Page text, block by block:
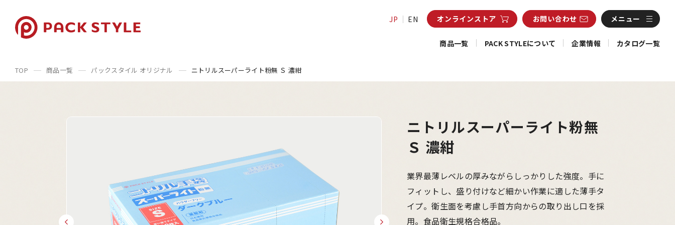
JP EN オンラインストア お問い合わせ メニュー
商品一覧 PACK STYLEについて 企業情報 カタログ一覧
TOP 商品一覧 パックスタイル オリジナル ニトリルスーパーライト粉無 Ｓ 濃紺
ニトリルスーパーライト粉無
Ｓ 濃紺
業界最薄レベルの厚みながらしっかりした強度。手に
フィットし、盛り付けなど細かい作業に適した薄手タ
イプ。衛生面を考慮し手首方向からの取り出し口を採
用。食品衛生規格合格品。